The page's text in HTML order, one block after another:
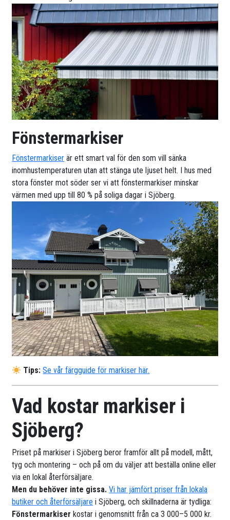
Fönstermarkiser
Fönstermarkiser är ett smart val för den som vill sänka
inomhustemperaturen utan att stänga ute ljuset helt. I hus med
stora fönster mot söder ser vi att fönstermarkiser minskar
värmen med upp till 80 % på soliga dagar i Sjöberg.
Tips: Se vår färgguide för markiser här.
Vad kostar markiser i
Sjöberg?
Priset på markiser i Sjöberg beror framför allt på modell, mått,
tyg och montering – och på om du väljer att beställa online eller
via en lokal återförsäljare.
Men du behöver inte gissa.Vi har jämfört priser från lokala
butiker och återförsäljare i Sjöberg, och skillnaderna är tydliga:
Fönstermarkiser kostar i genomsnitt från ca 3 000–5 000 kr.